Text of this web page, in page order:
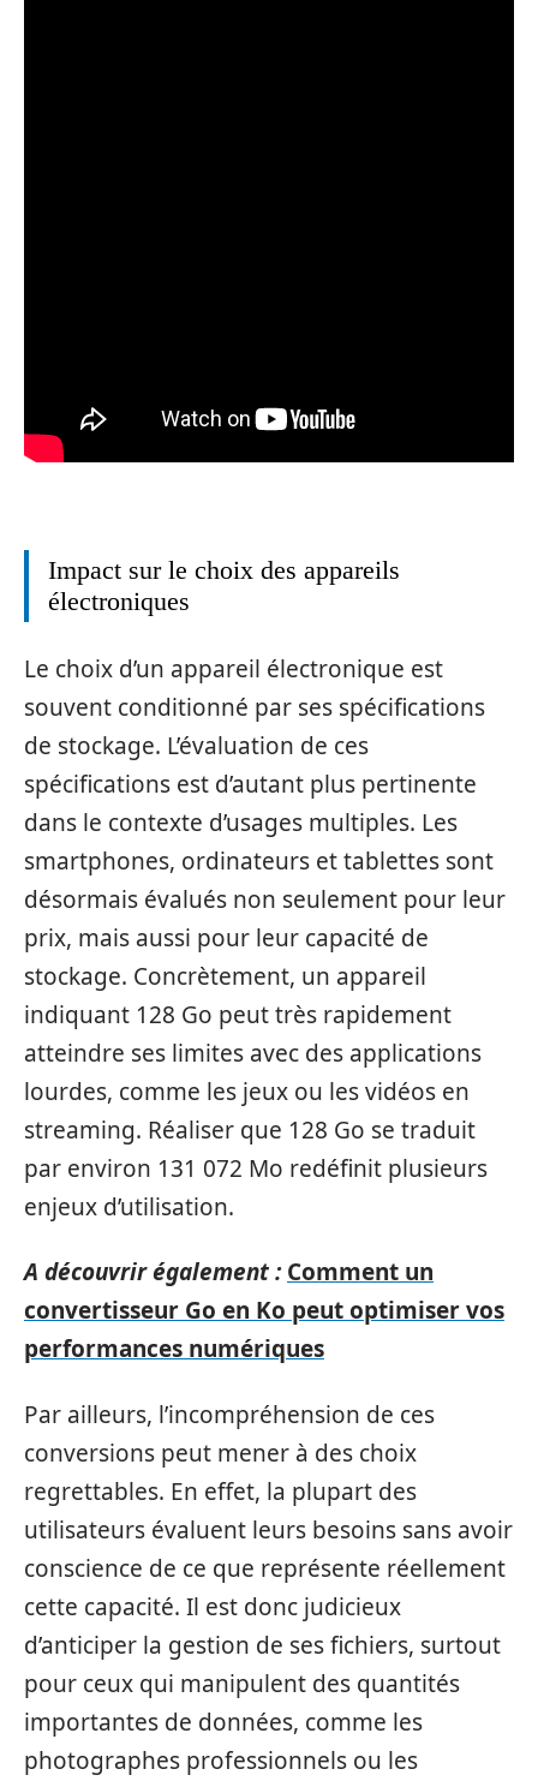
Impact sur le choix des appareils
électroniques
Le choix d’un appareil électronique est
souvent conditionné par ses spécifications
de stockage. L’évaluation de ces
spécifications est d’autant plus pertinente
dans le contexte d’usages multiples. Les
smartphones, ordinateurs et tablettes sont
désormais évalués non seulement pour leur
prix, mais aussi pour leur capacité de
stockage. Concrètement, un appareil
indiquant 128 Go peut très rapidement
atteindre ses limites avec des applications
lourdes, comme les jeux ou les vidéos en
streaming. Réaliser que 128 Go se traduit
par environ 131 072 Mo redéfinit plusieurs
enjeux d’utilisation.
A découvrir également : Comment un
convertisseur Go en Ko peut optimiser vos
performances numériques
Par ailleurs, l’incompréhension de ces
conversions peut mener à des choix
regrettables. En effet, la plupart des
utilisateurs évaluent leurs besoins sans avoir
conscience de ce que représente réellement
cette capacité. Il est donc judicieux
d’anticiper la gestion de ses fichiers, surtout
pour ceux qui manipulent des quantités
importantes de données, comme les
photographes professionnels ou les